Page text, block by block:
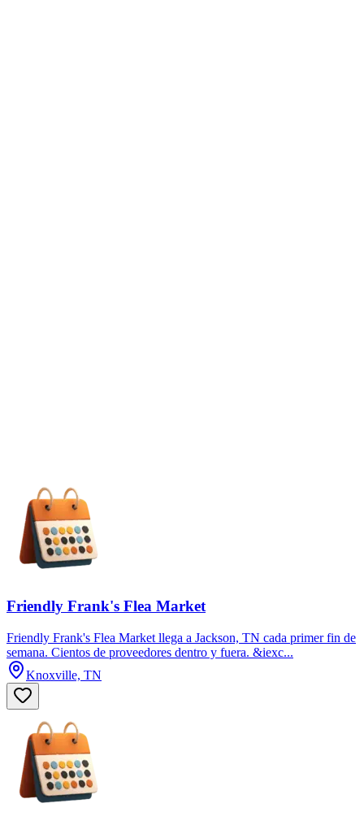
Friendly Frank's Flea Market
Friendly Frank's Flea Market llega a Jackson, TN cada primer fin de
semana. Cientos de proveedores dentro y fuera. &iexc...
Knoxville, TN